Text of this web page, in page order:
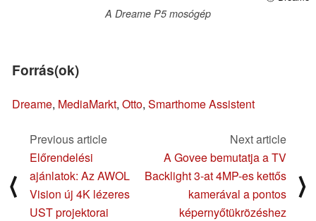
A Dreame P5 mosógép
Forrás(ok)
Dreame, MediaMarkt, Otto, Smarthome Assistent
⟨
Previous article
Előrendelési
ajánlatok: Az AWOL
Vision új 4K lézeres
UST projektorai
Next article
A Govee bemutatja a TV
Backlight 3-at 4MP-es kettős
kamerával a pontos
képernyőtükrözéshez
⟩